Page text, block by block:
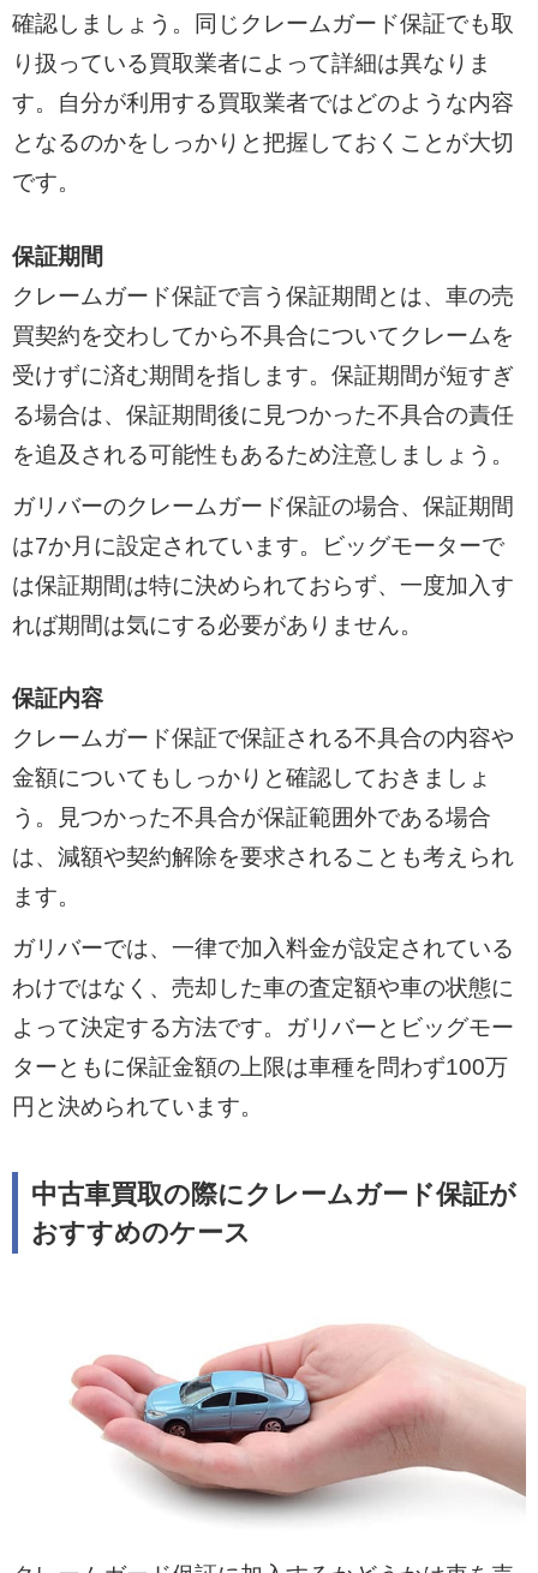
確認しましょう。同じクレームガード保証でも取
り扱っている買取業者によって詳細は異なりま
す。自分が利用する買取業者ではどのような内容
となるのかをしっかりと把握しておくことが大切
です。
保証期間
クレームガード保証で言う保証期間とは、車の売
買契約を交わしてから不具合についてクレームを
受けずに済む期間を指します。保証期間が短すぎ
る場合は、保証期間後に見つかった不具合の責任
を追及される可能性もあるため注意しましょう。
ガリバーのクレームガード保証の場合、保証期間
は7か月に設定されています。ビッグモーターで
は保証期間は特に決められておらず、一度加入す
れば期間は気にする必要がありません。
保証内容
クレームガード保証で保証される不具合の内容や
金額についてもしっかりと確認しておきましょ
う。見つかった不具合が保証範囲外である場合
は、減額や契約解除を要求されることも考えられ
ます。
ガリバーでは、一律で加入料金が設定されている
わけではなく、売却した車の査定額や車の状態に
よって決定する方法です。ガリバーとビッグモー
ターともに保証金額の上限は車種を問わず100万
円と決められています。
中古車買取の際にクレームガード保証が
おすすめのケース